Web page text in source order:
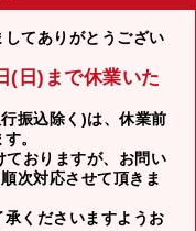
てありがとうござい
(日)まで休業いた
振込除く)は、休業前
。
おりますが、お問い
次対応させて頂きま
くださいますようお
知らせ